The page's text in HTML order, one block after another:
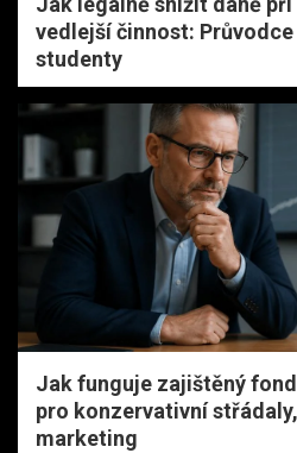
vedlejší činnost:
studenty
Jak funguje zajištěný
pro konzervativní
marketing